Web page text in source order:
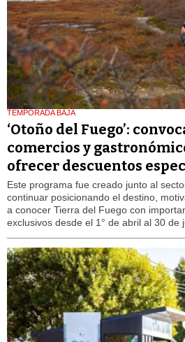
TEMPORADA BAJA
‘Otoño del Fuego’:
comercios y
ofrecer descuentos
Este programa fue creado junto al
continuar posicionando el destino,
a conocer Tierra del Fuego con
exclusivos desde el 1° de abril al 30 de